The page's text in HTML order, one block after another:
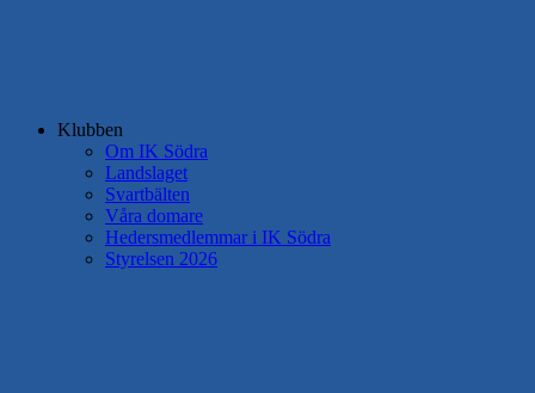
Klubben
Om IK Södra
Landslaget
Svartbälten
Våra domare
Hedersmedlemmar i IK Södra
Styrelsen 2026